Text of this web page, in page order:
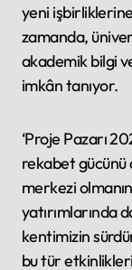
yeni işbirliklerine
zamanda,
akademik bilgi
imkân tanıyor.
‘Proje Pazarı
rekabet gücünü
merkezi
yatırımlarında
kentimizin
bu tür